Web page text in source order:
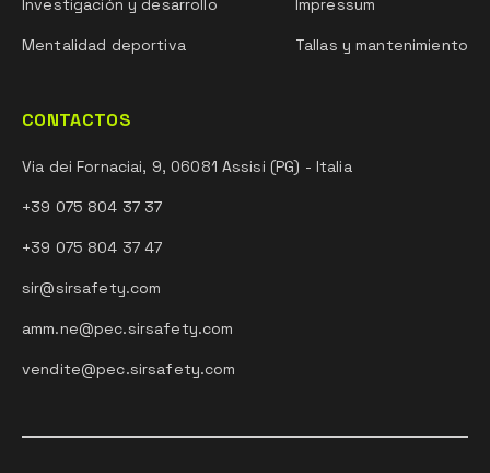
Investigación y desarrollo
Mentalidad deportiva
Impressum
Tallas y mantenimiento
CONTACTOS
Via dei Fornaciai, 9, 06081 Assisi (PG) - Italia
+39 075 804 37 37
+39 075 804 37 47
sir@sirsafety.com
amm.ne@pec.sirsafety.com
vendite@pec.sirsafety.com